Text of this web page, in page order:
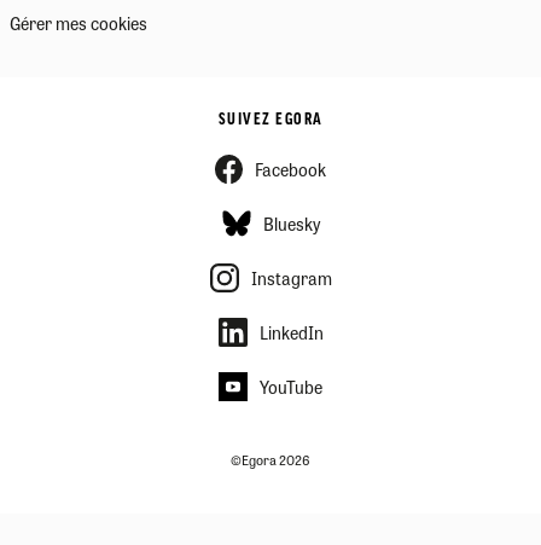
Gérer mes cookies
SUIVEZ EGORA
Facebook
Bluesky
Instagram
LinkedIn
YouTube
©Egora 2026